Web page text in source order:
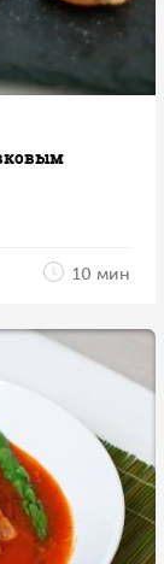
10 мин